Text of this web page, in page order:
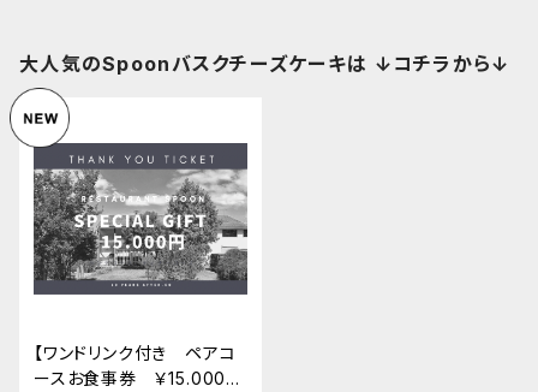
大人気のSpoonバスクチーズケーキは ↓コチラから↓
【ワンドリンク付き ペアコ
ースお食事券 ￥15.000ギ